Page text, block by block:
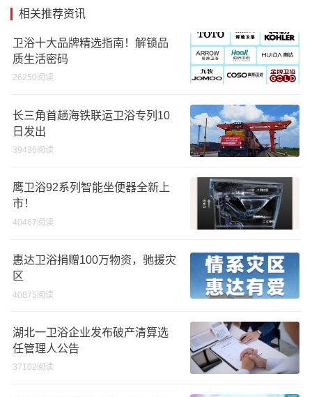
相关推荐资讯
卫浴十大品牌精选指南！解锁品
质生活密码
26250阅读
长三角首趟海铁联运卫浴专列10
日发出
39436阅读
鹰卫浴92系列智能坐便器全新上
市！
40467阅读
惠达卫浴捐赠100万物资，驰援灾
区
40875阅读
湖北一卫浴企业发布破产清算选
任管理人公告
37102阅读